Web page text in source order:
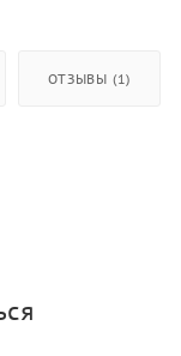
ОТЗЫВЫ (1)